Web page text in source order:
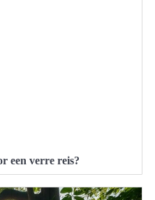
een verre reis?